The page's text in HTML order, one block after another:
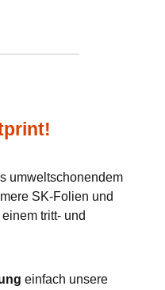
umweltschonendem
SK-Folien und
tritt- und
einfach unsere